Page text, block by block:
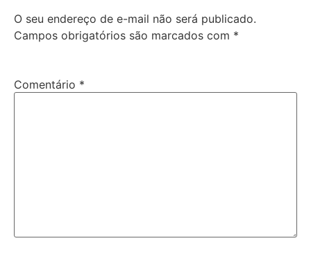
O seu endereço de e-mail não será publicado.
Campos obrigatórios são marcados com *
Comentário *